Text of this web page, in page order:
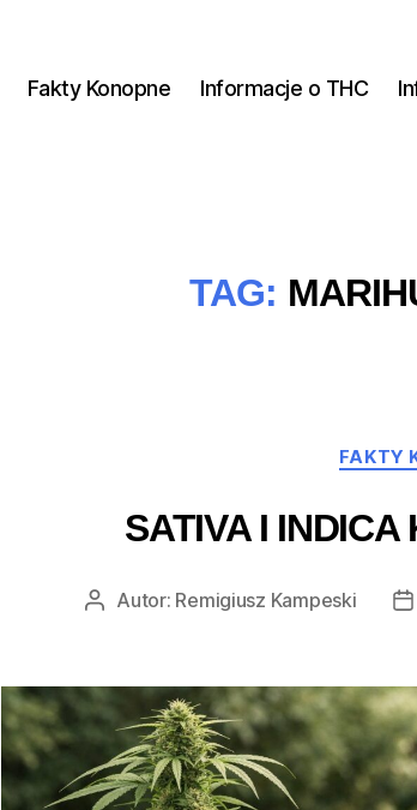
Fakty Konopne Informacje o THC
TAG:
FAKTY
SATIVA I
AutorAutor: Remigiusz Kampeski